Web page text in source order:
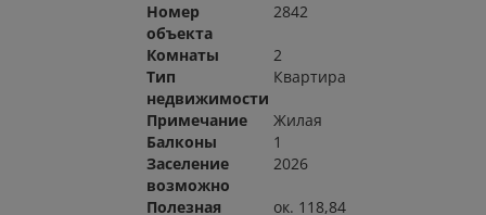
Номер
объекта
2842
Комнаты
2
Тип
недвижимости
Квартира
Примечание
Жилая
Балконы
1
Заселение
возможно
2026
Полезная
ок. 118,84